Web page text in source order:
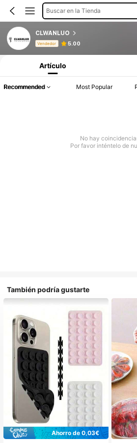
Buscar en la Tienda
CLWANLUO
Vendedor 5.00
Artículo
Recommended Most Popular
No hay
Por favor inténtelo de
También podría gustarte
Ahorro de 0,03€